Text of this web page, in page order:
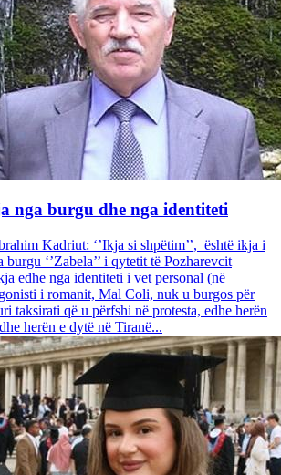
nga burgu dhe nga identiteti
Kadriut: ‘’Ikja si shpëtim’’, është ikja i
‘’Zabela’’ i qytetit të Pozharevcit
edhe nga identiteti i vet personal (në
i romanit, Mal Coli, nuk u burgos për
taksirati që u përfshi në protesta, edhe herën
herën e dytë në Tiranë...